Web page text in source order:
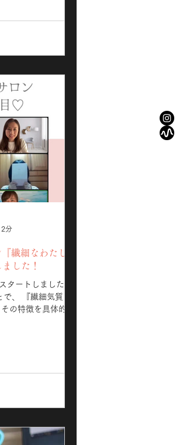
繊細なわたし前
した！
タートしました！
、 『繊細気質と
の特徴を具体的に
2分